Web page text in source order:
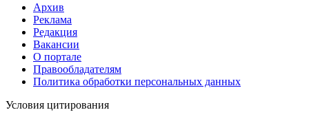
Архив
Реклама
Редакция
Вакансии
О портале
Правообладателям
Политика обработки персональных данных
Условия цитирования